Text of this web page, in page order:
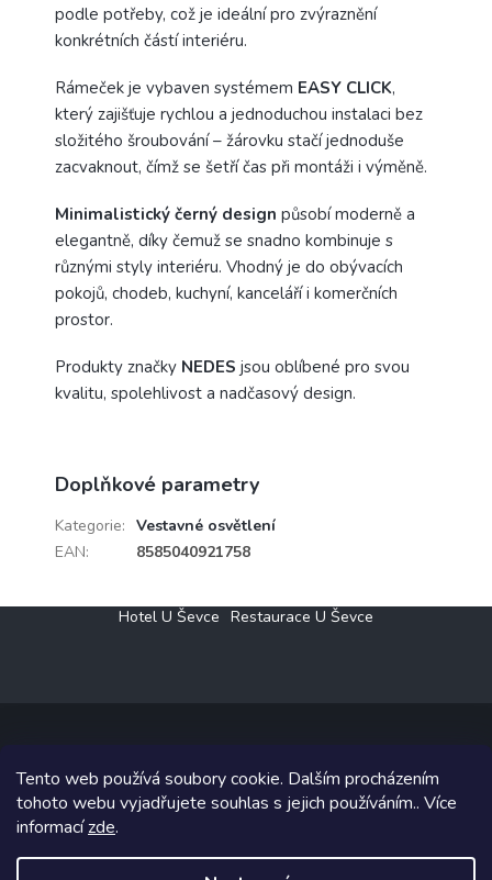
Tento web používá soubory cookie. Dalším procházením
tohoto webu vyjadřujete souhlas s jejich používáním.. Více
informacízde.
podle potřeby, což je ideální pro zvýraznění
konkrétních částí interiéru.
Rámeček je vybaven systémem EASY CLICK,
který zajišťuje rychlou a jednoduchou instalaci bez
složitého šroubování – žárovku stačí jednoduše
zacvaknout, čímž se šetří čas při montáži i výměně.
Minimalistický černý design působí moderně a
elegantně, díky čemuž se snadno kombinuje s
různými styly interiéru. Vhodný je do obývacích
pokojů, chodeb, kuchyní, kanceláří i komerčních
prostor.
Produkty značky NEDES jsou oblíbené pro svou
kvalitu, spolehlivost a nadčasový design.
Doplňkové parametry
Kategorie: Vestavné osvětlení
EAN: 8585040921758
Hotel U Ševce Restaurace U Ševce
Copyright 2026Elektro Klesný s.r.o.. Všechna práva vyhrazena.
Grafický návrh vytvořil a na Shoptet implementoval
Shoptetak.cz.